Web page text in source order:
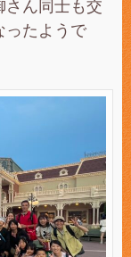
さん同士も交
ったようで